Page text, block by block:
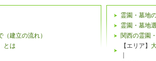
建立の流れ）
とは
霊園・墓地
霊園・墓地
関西の霊園
【エリア】